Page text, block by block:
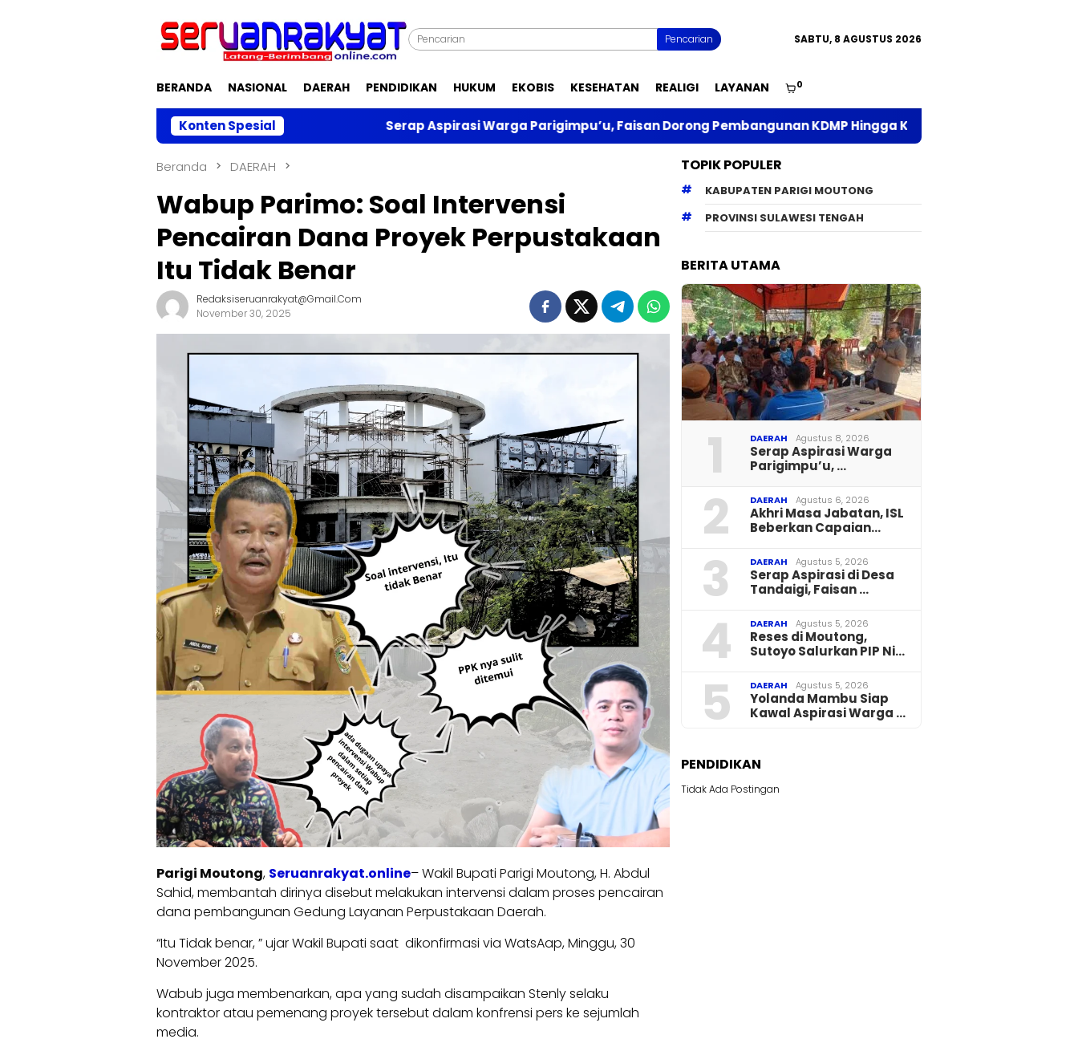
Pencarian SABTU, 8 AGUSTUS 2026
BERANDA NASIONAL DAERAH PENDIDIKAN HUKUM EKOBIS KESEHATAN REALIGI LAYANAN 0
Konten SpesialSerap Aspirasi Warga Parigimpu’u, Faisan Dorong Pembangunan KDMP Hingga Kawal Bantuan BSPS
Beranda DAERAH
Wabup Parimo: Soal Intervensi
Pencairan Dana Proyek Perpustakaan
Itu Tidak Benar
Redaksiseruanrakyat@gmail.com
November 30, 2025
Parigi Moutong, Seruanrakyat.online– Wakil Bupati Parigi Moutong, H. Abdul
Sahid, membantah dirinya disebut melakukan intervensi dalam proses pencairan
dana pembangunan Gedung Layanan Perpustakaan Daerah.
“Itu Tidak benar, ” ujar Wakil Bupati saat dikonfirmasi via WatsAap, Minggu, 30
November 2025.
Wabub juga membenarkan, apa yang sudah disampaikan Stenly selaku
kontraktor atau pemenang proyek tersebut dalam konfrensi pers ke sejumlah
media.
TOPIK POPULER
KABUPATEN PARIGI MOUTONG
PROVINSI SULAWESI TENGAH
BERITA UTAMA
1 DAERAH Agustus 8, 2026
Serap Aspirasi Warga
Parigimpu’u, …
2 DAERAH Agustus 6, 2026
Akhri Masa Jabatan, ISL
Beberkan Capaian…
3 DAERAH Agustus 5, 2026
Serap Aspirasi di Desa
Tandaigi, Faisan …
4 DAERAH Agustus 5, 2026
Reses di Moutong,
Sutoyo Salurkan PIP Ni…
5 DAERAH Agustus 5, 2026
Yolanda Mambu Siap
Kawal Aspirasi Warga …
PENDIDIKAN
Tidak Ada Postingan